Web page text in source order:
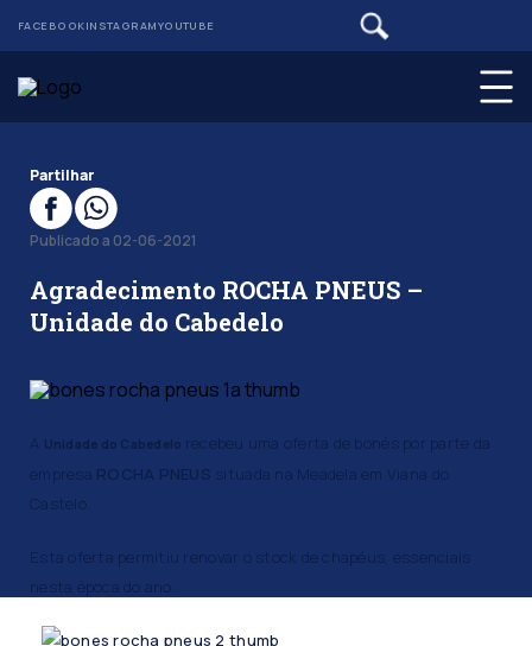
FACEBOOKINSTAGRAMYOUTUBE
Partilhar
Publicado a 02-06-2021
Agradecimento ROCHA PNEUS –
Unidade do Cabedelo
A Unidade do Cabedelo recebeu uma oferta de bonés por parte da
empresa ROCHA PNEUS situada na Meadela em Viana do
Castelo.
Esta oferta permitiu renovar o stock de chapéus, essenciais
nesta época do ano.